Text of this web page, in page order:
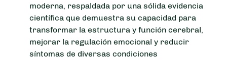
moderna, respaldada por una sólida evidencia
científica que demuestra su capacidad para
transformar la estructura y función cerebral,
mejorar la regulación emocional y reducir
síntomas de diversas condiciones